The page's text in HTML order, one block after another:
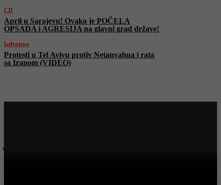
CD
April u Sarajevu! Ovako je POČELA
OPSADA i AGRESIJA na glavni grad države!
Izdvojeno
Protesti u Tel Avivu protiv Netanyahua i rata
sa Iranom (VIDEO)